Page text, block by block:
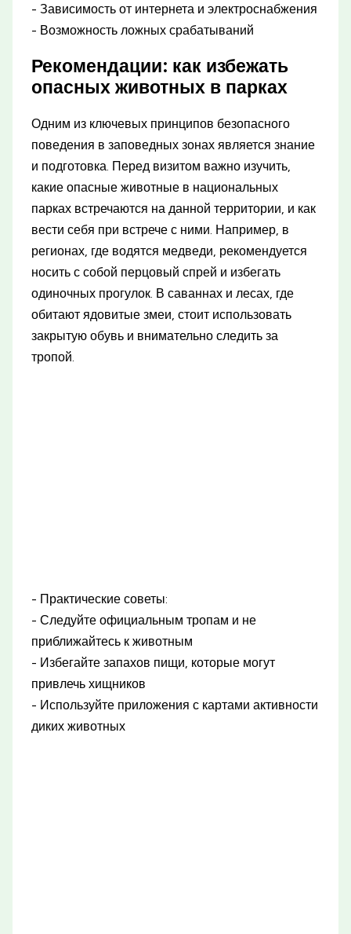
- Зависимость от интернета и электроснабжения
- Возможность ложных срабатываний
Рекомендации: как избежать
опасных животных в парках
Одним из ключевых принципов безопасного
поведения в заповедных зонах является знание
и подготовка. Перед визитом важно изучить,
какие опасные животные в национальных
парках встречаются на данной территории, и как
вести себя при встрече с ними. Например, в
регионах, где водятся медведи, рекомендуется
носить с собой перцовый спрей и избегать
одиночных прогулок. В саваннах и лесах, где
обитают ядовитые змеи, стоит использовать
закрытую обувь и внимательно следить за
тропой.
- Практические советы:
- Следуйте официальным тропам и не
приближайтесь к животным
- Избегайте запахов пищи, которые могут
привлечь хищников
- Используйте приложения с картами активности
диких животных